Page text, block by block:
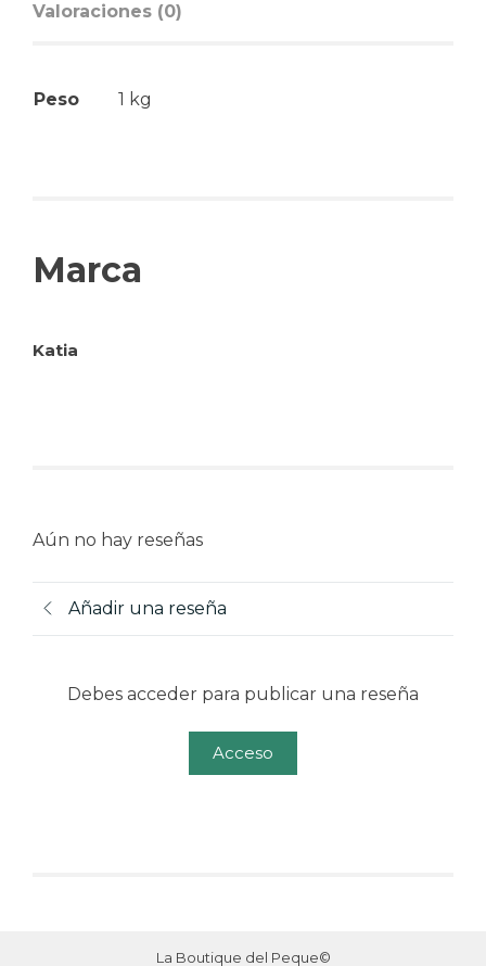
Valoraciones (0)
Peso 1 kg
Marca
Katia
Aún no hay reseñas
Añadir una reseña
Debes acceder para publicar una reseña
Acceso
La Boutique del Peque©